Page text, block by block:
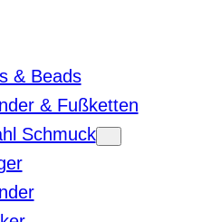
& Beads
& Fußketten
Schmuck